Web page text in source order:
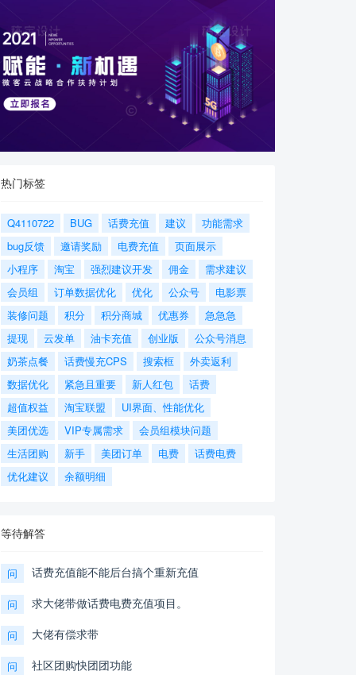
热门标签
Q4110722 BUG 话费充值 建议
功能需求
bug反馈
邀请奖励 电费充值
页面展示
小程序
淘宝 强烈建议开发 佣金
需求建议
会员组
订单数据优化 优化 公众号
电影票
装修问题
积分 积分商城 优惠券
急急急
提现
云发单 油卡充值 创业版
公众号消息
奶茶点餐
话费慢充CPS 搜索框
外卖返利
数据优化
紧急且重要 新人红包
话费
超值权益
淘宝联盟
UI界面、性能优化
美团优选
VIP专属需求
会员组模块问题
生活团购
新手 美团订单 电费
话费电费
优化建议
余额明细
等待解答
问 话费充值能不能后台搞个重新充值
问 求大佬带做话费电费充值项目。
问 大佬有偿求带
问 社区团购快团团功能